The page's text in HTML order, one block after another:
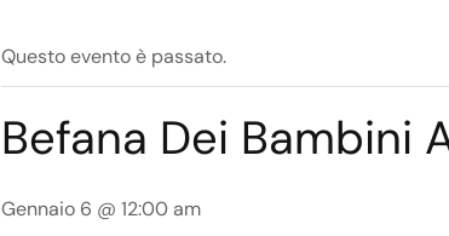
Questo evento è passato.
Befana Dei Bambini
Gennaio 6 @ 12:00 am